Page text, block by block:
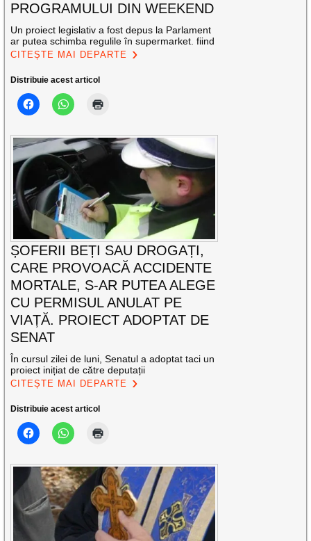
PROGRAMULUI DIN WEEKEND
Un proiect legislativ a fost depus la Parlament
ar putea schimba regulile în supermarket. fiind
CITEȘTE MAI DEPARTE
Distribuie acest articol
ȘOFERII BEȚI SAU DROGAȚI,
CARE PROVOACĂ ACCIDENTE
MORTALE, S-AR PUTEA ALEGE
CU PERMISUL ANULAT PE
VIAȚĂ. PROIECT ADOPTAT DE
SENAT
În cursul zilei de luni, Senatul a adoptat taci un
proiect inițiat de către deputații
CITEȘTE MAI DEPARTE
Distribuie acest articol